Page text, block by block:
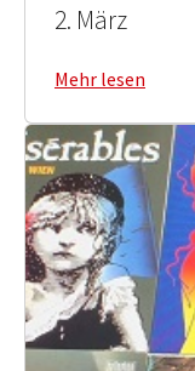
2. März
Mehr lesen